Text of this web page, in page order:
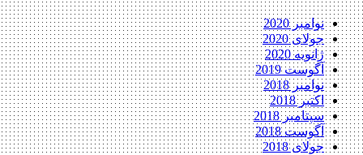
نوامبر 2020
جولای 2020
ژانویه 2020
آگوست 2019
نوامبر 2018
اکتبر 2018
سپتامبر 2018
آگوست 2018
جولای 2018